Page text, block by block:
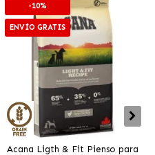
-10%
ENVÍO GRATIS
Acana Ligth & Fit Pienso para